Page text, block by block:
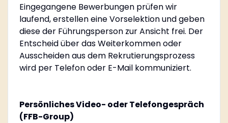
Eingegangene Bewerbungen prüfen wir
laufend, erstellen eine Vorselektion und geben
diese der Führungsperson zur Ansicht frei. Der
Entscheid über das Weiterkommen oder
Ausscheiden aus dem Rekrutierungsprozess
wird per Telefon oder E-Mail kommuniziert.
Persönliches Video- oder Telefongespräch
(FFB-Group)